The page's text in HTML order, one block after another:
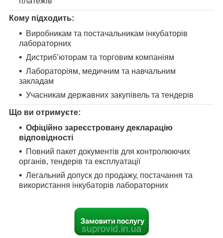
Кому підходить:
Виробникам та постачальникам інкубаторів
лабораторних
Дистриб’юторам та торговим компаніям
Лабораторіям, медичним та навчальним
закладам
Учасникам державних закупівель та тендерів
Що ви отримуєте:
Офіційно зареєстровану декларацію
відповідності
Повний пакет документів для контролюючих
органів, тендерів та експлуатації
Легальний допуск до продажу, постачання та
використання інкубаторів лабораторних